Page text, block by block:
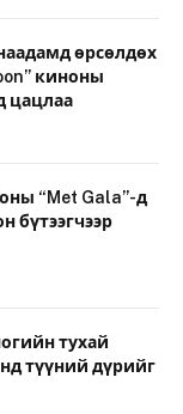
өрсөлдөх
киноны
цацлаа
“Met Gala”-д
бүтээгчээр
тухай
түүний дүрийг